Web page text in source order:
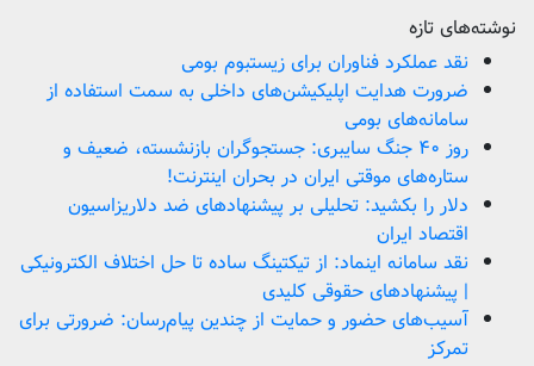
نوشته‌های تازه
نقد عملکرد فناوران برای زیستبوم بومی
ضرورت هدایت اپلیکیشن‌های داخلی به سمت استفاده از
سامانه‌های بومی
روز ۴۰ جنگ سایبری: جستجوگران بازنشسته، ضعیف و
ستاره‌های موقتی ایران در بحران اینترنت!
دلار را بکشید: تحلیلی بر پیشنهادهای ضد دلاریزاسیون
اقتصاد ایران
نقد سامانه اینماد: از تیکتینگ ساده تا حل اختلاف الکترونیکی
| پیشنهادهای حقوقی کلیدی
آسیب‌های حضور و حمایت از چندین پیام‌رسان: ضرورتی برای
تمرکز